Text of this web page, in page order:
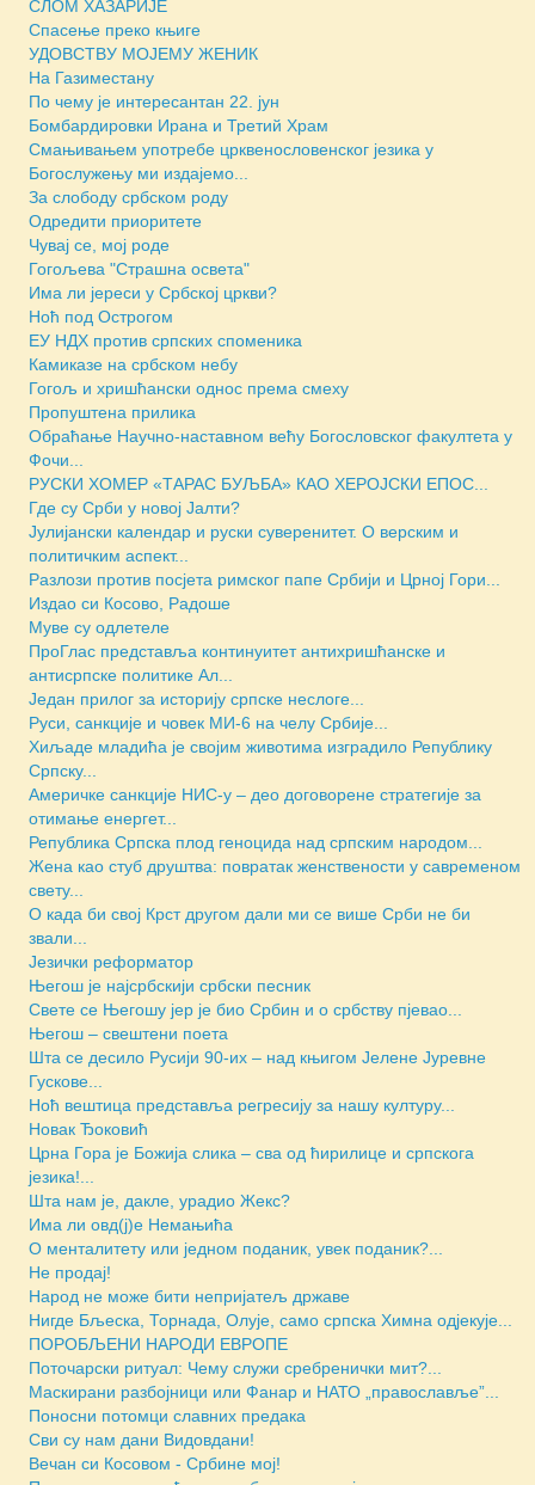
СЛОМ ХАЗАРИЈЕ
Спасење преко књиге
УДОВСТВУ МОЈЕМУ ЖЕНИК
На Газиместану
По чему је интересантан 22. јун
Бомбардировки Ирана и Третий Храм
Смањивањем употребе црквенословенског језика у
Богослужењу ми издајемо...
За слободу србском роду
Одредити приоритете
Чувај се, мој роде
Гогољева "Страшна освета"
Има ли јереси у Србској цркви?
Ноћ под Острогом
ЕУ НДХ против српских споменика
Камиказе на србском небу
Гогољ и хришћански однос према смеху
Пропуштена прилика
Обраћање Научно-наставном већу Богословског факултета у
Фочи...
РУСКИ ХОМЕР «ТАРАС БУЉБА» КАО ХЕРОЈСКИ ЕПОС...
Где су Срби у новој Јалти?
Јулијански календар и руски суверенитет. О верским и
политичким аспект...
Разлози против посјета римског папе Србији и Црној Гори...
Издао си Косово, Радоше
Муве су одлетеле
ПроГлас представља континуитет антихришћанске и
антисрпске политике Ал...
Један прилог за историју српске неслоге...
Руси, санкције и човек МИ-6 на челу Србије...
Хиљаде младића је својим животима изградило Републику
Српску...
Америчкe санкције НИС-у – део договорене стратегије за
отимање енергет...
Репуб­ли­ка Српска плод геноцида над српским народом...
Жена као стуб друштва: повратак женствености у савременом
свету...
О када би свој Крст другом дали ми се више Срби не би
звали...
Језички реформатор
Његош је најсрбскији србски песник
Свете се Његошу јер је био Србин и о србству пјевао...
Његош – свештени поета
Шта се десило Русији 90-их – над књигом Јелене Јуревне
Гускове...
Ноћ вештица представља регресију за нашу културу...
Новак Ђоковић
Црна Гора је Божија слика – сва од ћирилице и српскога
језика!...
Шта нам је, дакле, урадио Жекс?
Има ли овд(ј)е Немањића
О менталитету или једном поданик, увек поданик?...
Не продај!
Народ не може бити непријатељ државе
Нигде Бљеска, Торнада, Олује, само српска Химна одјекује...
ПОРОБЉЕНИ НАРОДИ ЕВРОПЕ
Поточарски ритуал: Чему служи сребренички мит?...
Маскирани разбојници или Фанар и НАТО „православље”...
Поносни потомци славних предака
Сви су нам дани Видовдани!
Вечан си Косовом - Србине мој!